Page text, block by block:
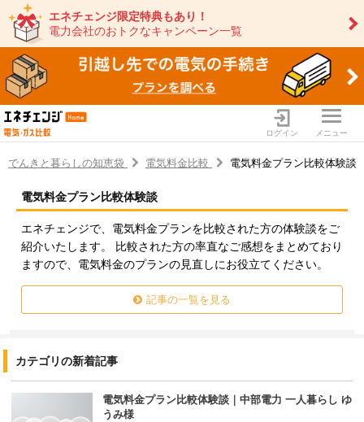
エネチェンジ限定特典もあり！
電力会社のおトクなキャンペーン一覧
ログイン メニュー
でんきと暮らしの知恵袋 電気料金比較 電気料金プラン比較体験談
電気料金プラン比較体験談
エネチェンジで、電気料金プランを比較された方の体験談をご
紹介いたします。 比較された方の率直なご感想をまとめており
ますので、電気料金のプランの見直しにお役立てください。
記事の一覧を見る
カテゴリの新着記事
電気料金プラン比較体験談｜中部電力 一人暮らし ゆ
うみ様